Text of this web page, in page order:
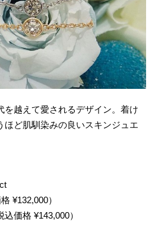
を越えて愛されるデザイン。着け
ほど肌馴染みの良いスキンジュエ
¥132,000）
価格 ¥143,000）